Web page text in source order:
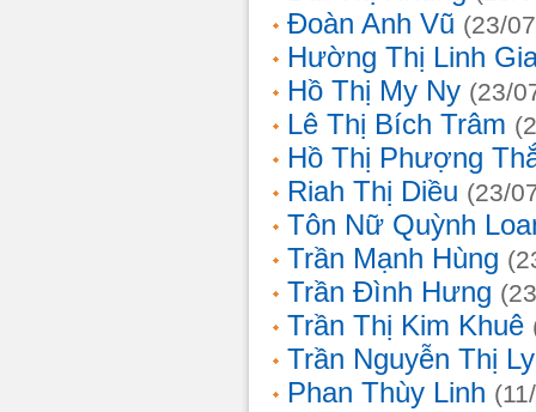
Đoàn Anh Vũ (23/
Hường Thị Linh
Hồ Thị My Ny (23/
Lê Thị Bích Trâm
Hồ Thị Phượng
Riah Thị Diều (23/
Tôn Nữ Quỳnh
Trần Mạnh Hùng
Trần Đình Hưng
Trần Thị Kim Khuê
Trần Nguyễn Thị
Phan Thùy Linh